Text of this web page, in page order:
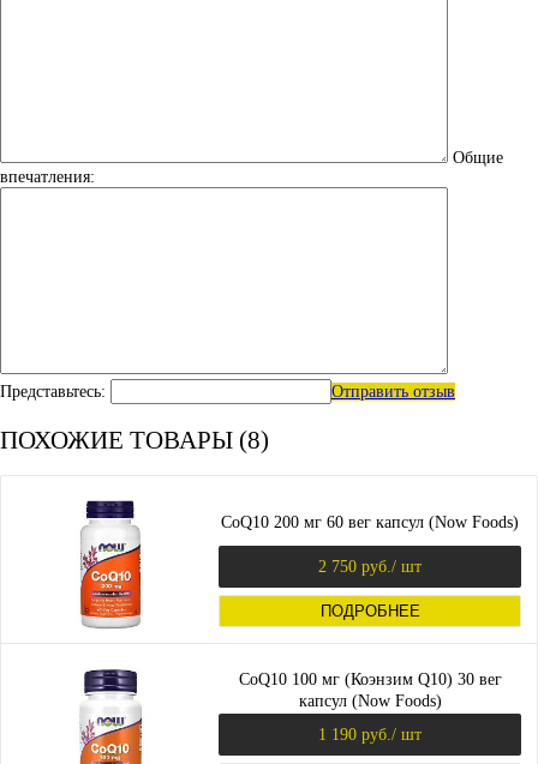
Общие
впечатления:
Представьтесь: Отправить отзыв
ПОХОЖИЕ ТОВАРЫ (8)
CoQ10 200 мг 60 вег капсул (Now Foods)
2 750 руб. / шт
ПОДРОБНЕЕ
CoQ10 100 мг (Коэнзим Q10) 30 вег
капсул (Now Foods)
1 190 руб. / шт